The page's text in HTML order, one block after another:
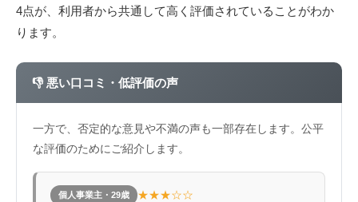
4点が、利用者から共通して高く評価されていることがわか
ります。
👎 悪い口コミ・低評価の声
一方で、否定的な意見や不満の声も一部存在します。公平
な評価のためにご紹介します。
個人事業主・29歳 ★★★☆☆